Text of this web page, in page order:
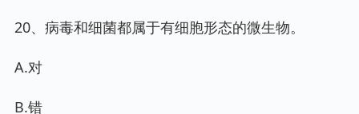
20、病毒和细菌都属于有细胞形态的微生物。
A.对
B.错